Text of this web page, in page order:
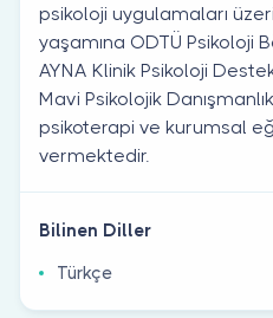
psikoloji uygulamaları
yaşamına ODTÜ Psikoloji
AYNA Klinik Psikoloji
Mavi Psikolojik
psikoterapi ve kurumsal
vermektedir.
Bilinen Diller
Türkçe